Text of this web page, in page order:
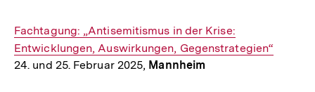
Interner
Link:
Fachtagung: „Antisemitismus in der Krise:
Entwicklungen, Auswirkungen, Gegenstrategien“
24. und 25. Februar 2025, Mannheim